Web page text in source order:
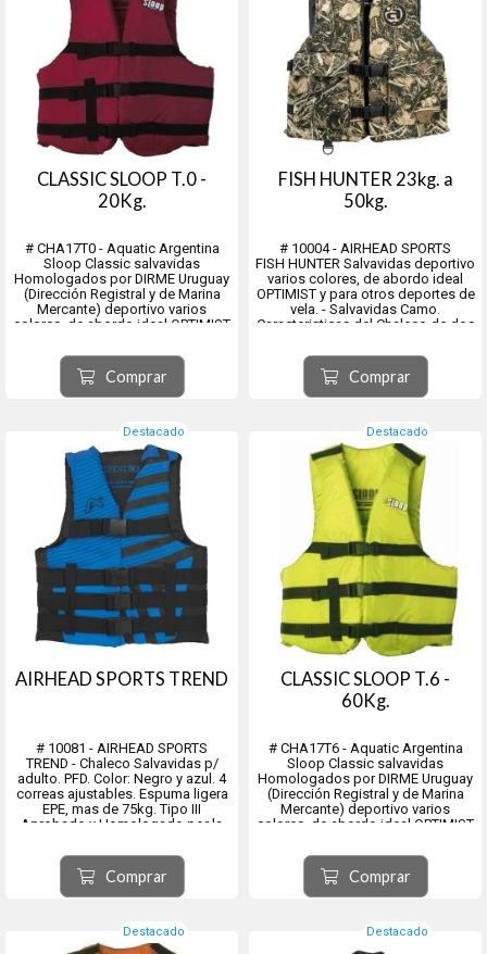
CLASSIC SLOOP T.0 -
20Kg.
# CHA17T0 - Aquatic Argentina
Sloop Classic salvavidas
Homologados por DIRME Uruguay
(Dirección Registral y de Marina
Mercante) deportivo varios
colores, de abordo ideal OPTIMIST
lanchas, botes, kayak y recreación
entre muchos.
Flotación: La exclusiva espuma de
celda...
Comprar
FISH HUNTER 23kg. a
50kg.
# 10004 - AIRHEAD SPORTS
FISH HUNTER Salvavidas deportivo
varios colores, de abordo ideal
OPTIMIST y para otros deportes de
vela. - Salvavidas Camo.
Caracteristicas del Chaleco de dos
con 2 correas regulables en sus
laterales, y 2 bolsillos al frente
Espuma ligera ...
Comprar
Destacado
AIRHEAD SPORTS TREND
# 10081 - AIRHEAD SPORTS
TREND - Chaleco Salvavidas p/
adulto. PFD. Color: Negro y azul. 4
correas ajustables. Espuma ligera
EPE, mas de 75kg. Tipo III
Aprobado y Homologado por la
Comprar
Destacado
CLASSIC SLOOP T.6 -
60Kg.
# CHA17T6 - Aquatic Argentina
Sloop Classic salvavidas
Homologados por DIRME Uruguay
(Dirección Registral y de Marina
Mercante) deportivo varios
colores, de abordo ideal OPTIMIST
lanchas, botes, kayak y recreación
entre muchos.
Flotación: La exclusiva espuma de
celda...
Comprar
Destacado Destacado